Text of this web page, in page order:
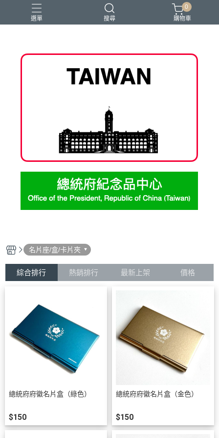
選單 搜尋
0
購物車
名片座/盒/卡片夾
綜合排行 熱銷排行 最新上架 價格
總統府府徽名片盒（綠色）
$150
總統府府徽名片盒（金色）
$150